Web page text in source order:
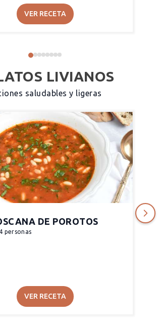
VER RECETA
LIVIANOS
saludables y ligeras
DE POROTOS
4 personas
VER RECETA